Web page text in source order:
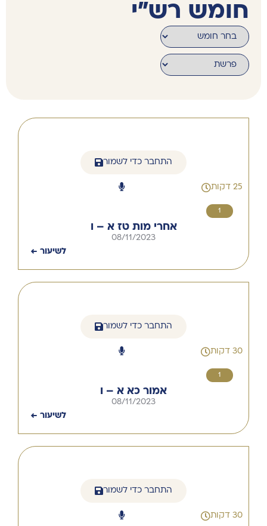
חומש רש״י
התחבר כדי לשמור
25 דקות
1
אחרי מות טז א – ו
08/11/2023
לשיעור ←
התחבר כדי לשמור
30 דקות
1
אמור כא א – ו
08/11/2023
לשיעור ←
התחבר כדי לשמור
30 דקות